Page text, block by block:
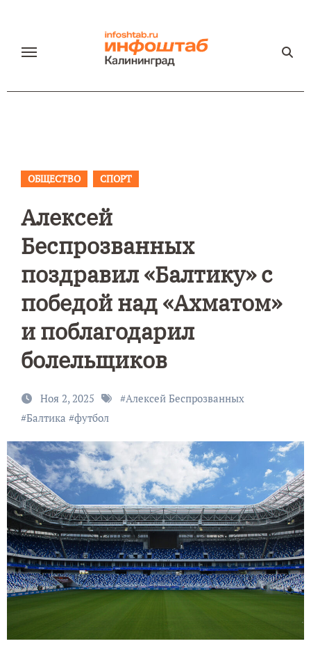
содержанию
ОБЩЕСТВО СПОРТ
Алексей
Беспрозванных
поздравил «Балтику» с
победой над «Ахматом»
и поблагодарил
болельщиков
Ноя 2, 2025 #Алексей Беспрозванных
#Балтика #футбол